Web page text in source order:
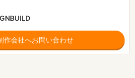
作会社へお問い合わせ